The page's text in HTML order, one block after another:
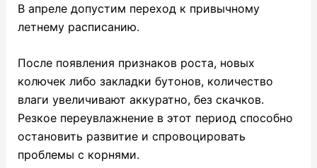
В апреле допустим переход к привычному
летнему расписанию.
После появления признаков роста, новых
колючек либо закладки бутонов, количество
влаги увеличивают аккуратно, без скачков.
Резкое переувлажнение в этот период способно
остановить развитие и спровоцировать
проблемы с корнями.